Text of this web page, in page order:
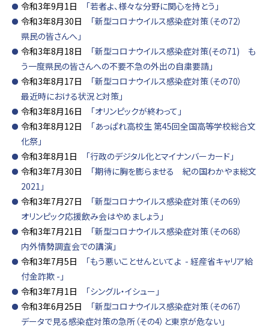
令和3年9月1日 「若者よ、様々な分野に関心を持とう」
令和3年8月30日 「新型コロナウイルス感染症対策（その72）
県民の皆さんへ」
令和3年8月18日 「新型コロナウイルス感染症対策(その71) も
う一度県民の皆さんへの不要不急の外出の自粛要請」
令和3年8月17日 「新型コロナウイルス感染症対策（その70）
最近時における状況と対策」
令和3年8月16日 「オリンピックが終わって」
令和3年8月12日 「あっぱれ高校生 第45回全国高等学校総合文
化祭」
令和3年8月1日 「行政のデジタル化とマイナンバーカード」
令和3年7月30日 「期待に胸を膨らませる 紀の国わかやま総文
2021」
令和3年7月27日 「新型コロナウイルス感染症対策（その69）
オリンピック応援飲み会はやめましょう」
令和3年7月21日 「新型コロナウイルス感染症対策（その68）
内外情勢調査会での講演」
令和3年7月5日 「もう悪いことせんといてよ - 経産省キャリア給
付金詐欺 -」
令和3年7月1日 「シングル・イシュー」
令和3年6月25日 「新型コロナウイルス感染症対策（その67）
データで見る感染症対策の急所（その4）と東京が危ない」